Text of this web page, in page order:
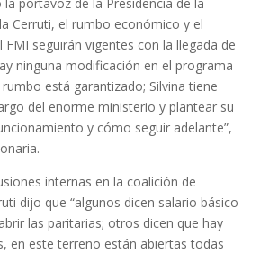
Cerruti, el rumbo económico y el
FMI seguirán vigentes con la llegada de
ninguna modificación en el programa
está garantizado; Silvina tiene
del enorme ministerio y plantear su
y cómo seguir adelante”,
internas en la coalición de
dijo que “algunos dicen salario básico
las paritarias; otros dicen que hay
en este terreno están abiertas todas